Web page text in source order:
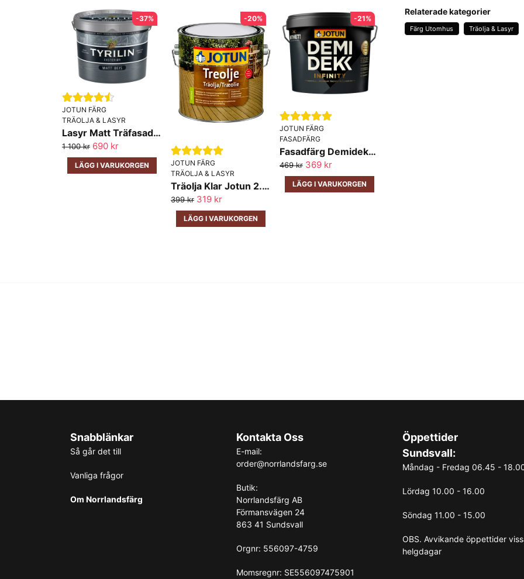
JOTUN FÄRG
TRÄOLJA & LASYR
Lasyr Matt Träfasad Tyrilin Jotun
1 100 kr 690 kr
LÄGG I VARUKORGEN
-37%
JOTUN FÄRG
TRÄOLJA & LASYR
Träolja Klar Jotun 2.7L
399 kr 319 kr
LÄGG I VARUKORGEN
-20%
JOTUN FÄRG
FASADFÄRG
Fasadfärg Demidekk Infinity Täckfärg Jotun
469 kr 369 kr
LÄGG I VARUKORGEN
-21%
Rekommenderas på
terrassgolv, skärmskydd,
Christina
för 2 månader sedan
Jag är jätte nöjd med oljan
Relaterade kategorier
Färg Utomhus Träolja & Lasyr
Snabblänkar
Så går det till
Vanliga frågor
Om Norrlandsfärg
Kontakta Oss
E-mail:
order@norrlandsfarg.se
Butik:
Norrlandsfärg AB
Förmansvägen 24
863 41 Sundsvall
Orgnr: 556097-4759
Momsregnr: SE556097475901
Öppettider
Sundsvall:
Måndag - Fredag 06.45 -
Lördag 10.00 - 16.00
Söndag 11.00 - 15.00
OBS. Avvikande öppettider
helgdagar